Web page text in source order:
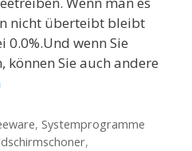
nicht überteibt bleibt
0.0%.Und wenn Sie
können Sie auch andere
, Systemprogramme
,